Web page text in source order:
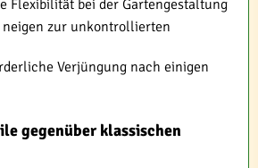
Flexibilität bei der Gartengestaltung
zur unkontrollierten
Verjüngung nach einigen
gegenüber klassischen